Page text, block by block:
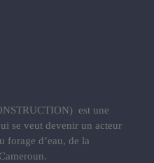
est une
se veut devenir un acteur
forage d’eau, de la